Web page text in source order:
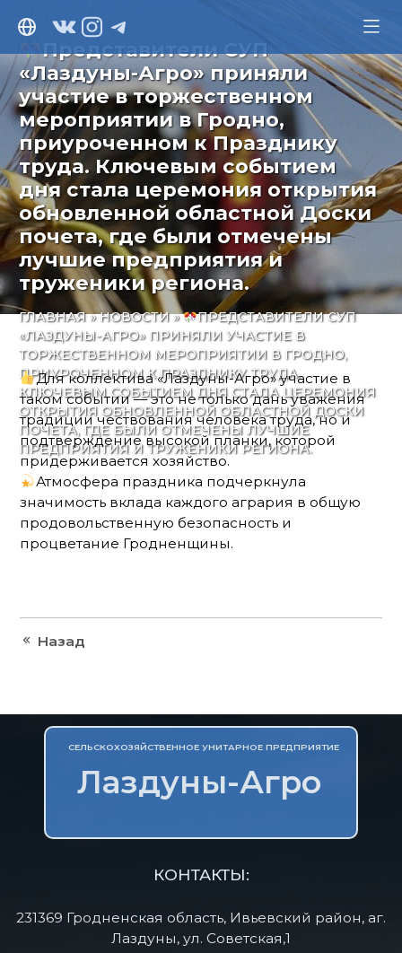
ВКонтакте
Instagram
Telegram
Представители СУП
«Лаздуны-Агро» приняли
участие в торжественном
мероприятии в Гродно,
приуроченном к Празднику
труда. Ключевым событием
дня стала церемония открытия
обновленной областной Доски
почета, где были отмечены
лучшие предприятия и
труженики региона.
ГЛАВНАЯ»НОВОСТИ»
ПРЕДСТАВИТЕЛИ СУП
«ЛАЗДУНЫ-АГРО» ПРИНЯЛИ УЧАСТИЕ В
ТОРЖЕСТВЕННОМ МЕРОПРИЯТИИ В ГРОДНО,
ПРИУРОЧЕННОМ К ПРАЗДНИКУ ТРУДА.
КЛЮЧЕВЫМ СОБЫТИЕМ ДНЯ СТАЛА ЦЕРЕМОНИЯ
ОТКРЫТИЯ ОБНОВЛЕННОЙ ОБЛАСТНОЙ ДОСКИ
ПОЧЕТА, ГДЕ БЫЛИ ОТМЕЧЕНЫ ЛУЧШИЕ
ПРЕДПРИЯТИЯ И ТРУЖЕНИКИ РЕГИОНА.
Для коллектива «Лаздуны-Агро» участие в
таком событии — это не только дань уважения
традиции чествования человека труда, но и
подтверждение высокой планки, которой
придерживается хозяйство.
Атмосфера праздника подчеркнула
значимость вклада каждого агрария в общую
продовольственную безопасность и
процветание Гродненщины.
Назад
СЕЛЬСКОХОЗЯЙСТВЕННОЕ УНИТАРНОЕ ПРЕДПРИЯТИЕ
Лаздуны-Агро
КОНТАКТЫ:
231369 Гродненская область, Ивьевский район, аг.
Лаздуны, ул. Советская,1